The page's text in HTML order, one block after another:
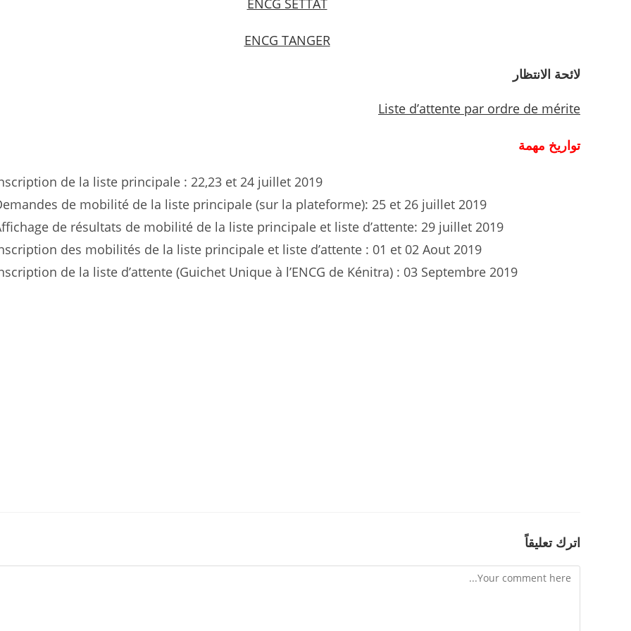
ENCG SETTAT
ENCG TANGER
لائحة الانتظار
Liste d’attente par ordre de mérite
تواريخ مهمة
de la liste principale : 22,23 et 24 juillet 2019
de mobilité de la liste principale (sur la plateforme): 25 et 26 juillet 2019
de résultats de mobilité de la liste principale et liste d’attente: 29 juillet 2019
des mobilités de la liste principale et liste d’attente : 01 et 02 Aout 2019
de la liste d’attente (Guichet Unique à l’ENCG de Kénitra) : 03 Septembre 2019
اترك تعليقاً
Comment